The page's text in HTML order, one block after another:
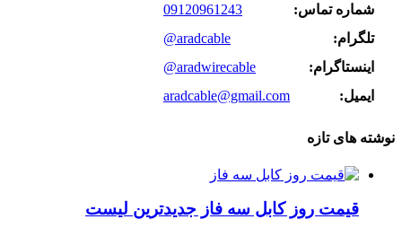
شماره تماس:
09120961243
تلگرام:
@aradcable
اینستاگرام:
@aradwirecable
ایمیل:
aradcable@gmail.com
نوشته های تازه
قیمت روز کابل سه فاز جدیدترین لیست